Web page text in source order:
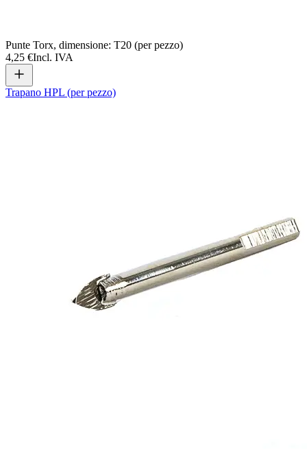
Punte Torx, dimensione: T20 (per pezzo)
4,25 €Incl. IVA
Trapano HPL (per pezzo)